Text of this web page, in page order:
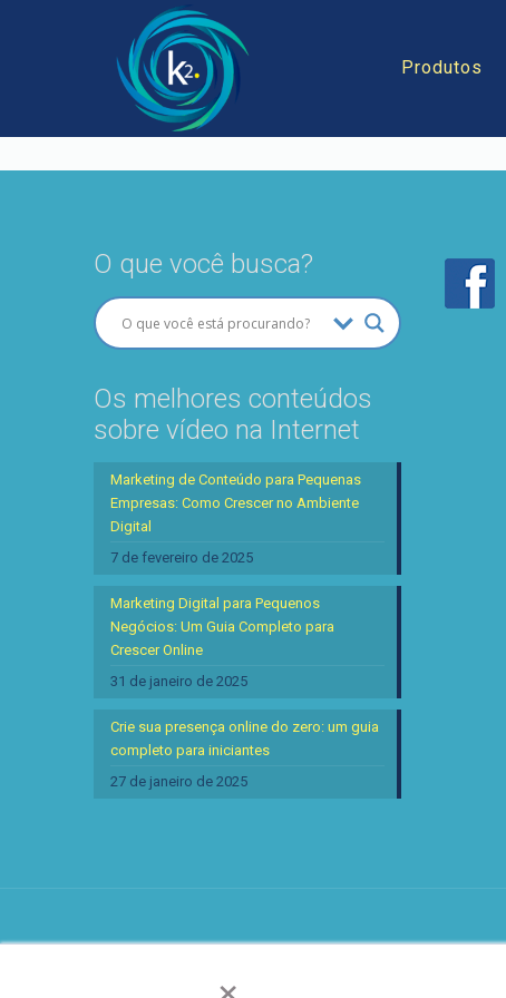
×
Produtos
O que você busca?
Os melhores conteúdos
sobre vídeo na Internet
Marketing de Conteúdo para Pequenas
Empresas: Como Crescer no Ambiente
Digital
7 de fevereiro de 2025
Marketing Digital para Pequenos
Negócios: Um Guia Completo para
Crescer Online
31 de janeiro de 2025
Crie sua presença online do zero: um guia
completo para iniciantes
27 de janeiro de 2025